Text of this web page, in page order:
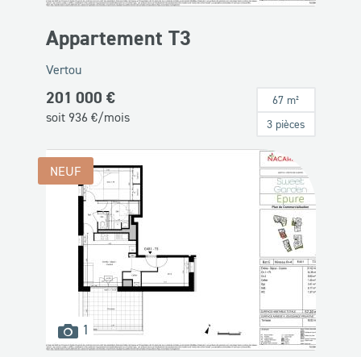
Appartement T3
Vertou
201 000 €
soit 936 €/mois
67 m²
3 pièces
1 images
disponibles
NEUF